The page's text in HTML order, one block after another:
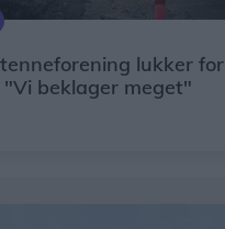
lukker for
"Vi beklager meget"